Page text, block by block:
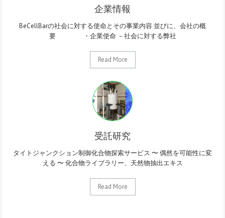
企業情報
BeCellBarの社会に対する使命とその事業内容 並びに、会社の概
要 ・企業使命 －社会に対する弊社
Read More
受託研究
タイトジャンクション制御化合物探索サービス 〜 偶然を可能性に変
える 〜 化合物ライブラリー、天然物抽出エキス
Read More